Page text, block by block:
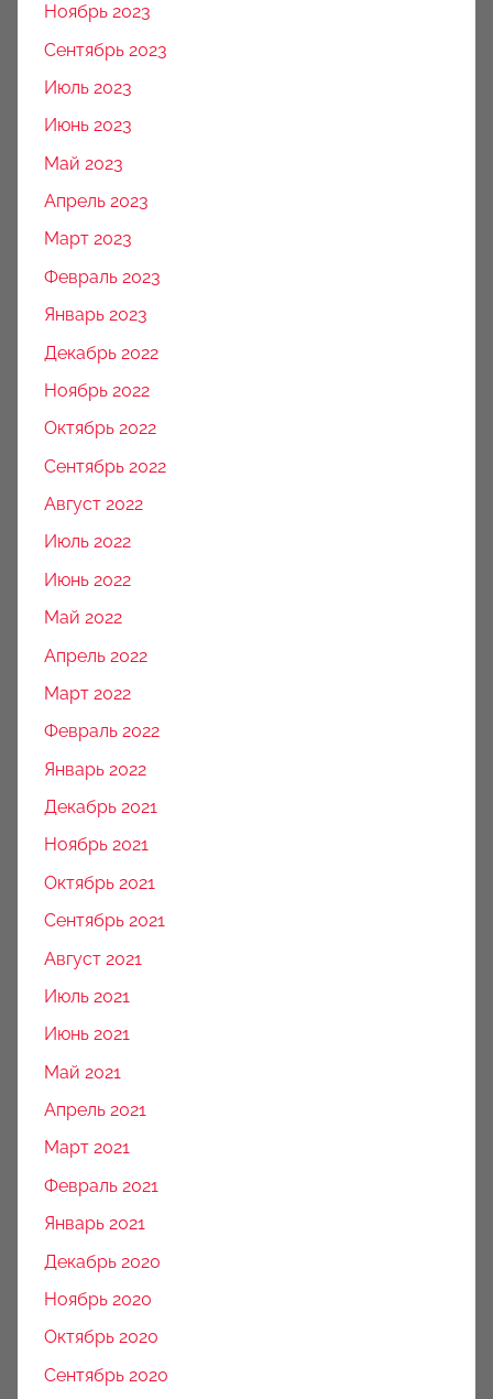
Ноябрь 2023
Сентябрь 2023
Июль 2023
Июнь 2023
Май 2023
Апрель 2023
Март 2023
Февраль 2023
Январь 2023
Декабрь 2022
Ноябрь 2022
Октябрь 2022
Сентябрь 2022
Август 2022
Июль 2022
Июнь 2022
Май 2022
Апрель 2022
Март 2022
Февраль 2022
Январь 2022
Декабрь 2021
Ноябрь 2021
Октябрь 2021
Сентябрь 2021
Август 2021
Июль 2021
Июнь 2021
Май 2021
Апрель 2021
Март 2021
Февраль 2021
Январь 2021
Декабрь 2020
Ноябрь 2020
Октябрь 2020
Сентябрь 2020